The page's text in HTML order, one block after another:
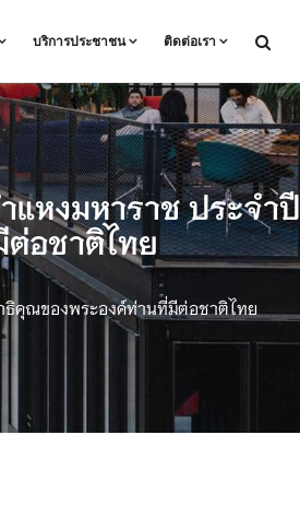
บริการประชาชน ติดต่อเรา
แหงมหาราช ประจำปี
อชาติไทย
ธิคุณของพระองค์ท่านที่มีต่อชาติไทย